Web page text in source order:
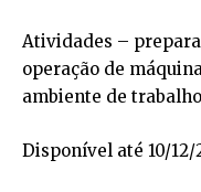
Atividades –
operação de
ambiente de
Disponível até 10/